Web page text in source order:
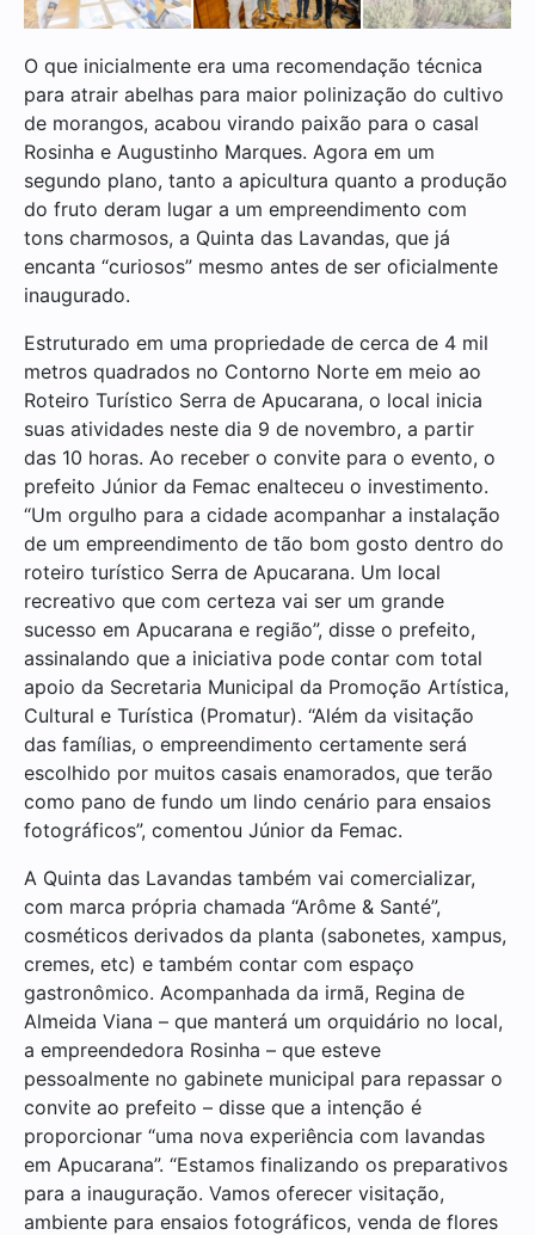
O que inicialmente era uma recomendação técnica
para atrair abelhas para maior polinização do cultivo
de morangos, acabou virando paixão para o casal
Rosinha e Augustinho Marques. Agora em um
segundo plano, tanto a apicultura quanto a produção
do fruto deram lugar a um empreendimento com
tons charmosos, a Quinta das Lavandas, que já
encanta “curiosos” mesmo antes de ser oficialmente
inaugurado.
Estruturado em uma propriedade de cerca de 4 mil
metros quadrados no Contorno Norte em meio ao
Roteiro Turístico Serra de Apucarana, o local inicia
suas atividades neste dia 9 de novembro, a partir
das 10 horas. Ao receber o convite para o evento, o
prefeito Júnior da Femac enalteceu o investimento.
“Um orgulho para a cidade acompanhar a instalação
de um empreendimento de tão bom gosto dentro do
roteiro turístico Serra de Apucarana. Um local
recreativo que com certeza vai ser um grande
sucesso em Apucarana e região”, disse o prefeito,
assinalando que a iniciativa pode contar com total
apoio da Secretaria Municipal da Promoção Artística,
Cultural e Turística (Promatur). “Além da visitação
das famílias, o empreendimento certamente será
escolhido por muitos casais enamorados, que terão
como pano de fundo um lindo cenário para ensaios
fotográficos”, comentou Júnior da Femac.
A Quinta das Lavandas também vai comercializar,
com marca própria chamada “Arôme & Santé”,
cosméticos derivados da planta (sabonetes, xampus,
cremes, etc) e também contar com espaço
gastronômico. Acompanhada da irmã, Regina de
Almeida Viana – que manterá um orquidário no local,
a empreendedora Rosinha – que esteve
pessoalmente no gabinete municipal para repassar o
convite ao prefeito – disse que a intenção é
proporcionar “uma nova experiência com lavandas
em Apucarana”. “Estamos finalizando os preparativos
para a inauguração. Vamos oferecer visitação,
ambiente para ensaios fotográficos, venda de flores